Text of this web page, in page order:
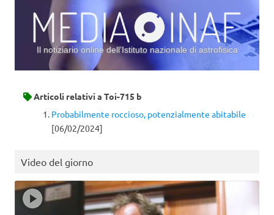
Il notiziario online dell’Istituto nazionale di astrofisica
Articoli relativi a Toi-715 b
Probabilmente roccioso, potenzialmente abitabile
[06/02/2024]
Video del giorno